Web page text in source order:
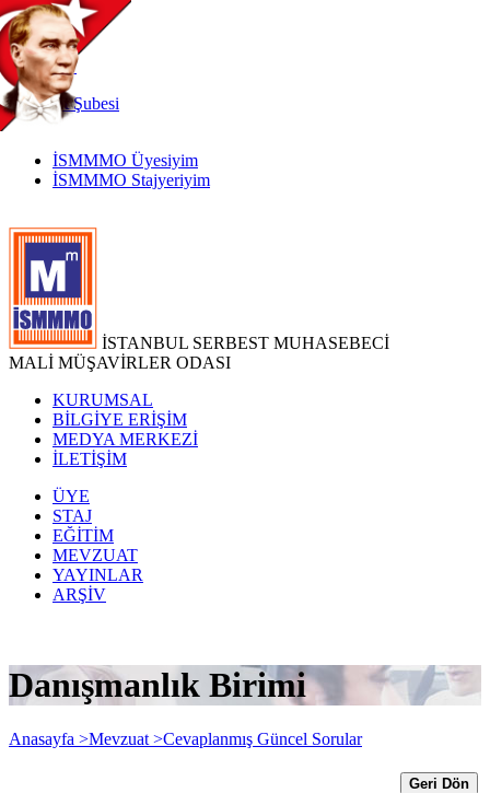
TR
|
EN
İnternetŞubesi
İSMMMO Üyesiyim
İSMMMO Stajyeriyim
İSTANBUL SERBEST MUHASEBECİ
MALİ MÜŞAVİRLER ODASI
KURUMSAL
BİLGİYE ERİŞİM
MEDYA MERKEZİ
İLETİŞİM
ÜYE
STAJ
EĞİTİM
MEVZUAT
YAYINLAR
ARŞİV
Danışmanlık Birimi
Anasayfa >Mevzuat >Cevaplanmış Güncel Sorular
Geri Dön